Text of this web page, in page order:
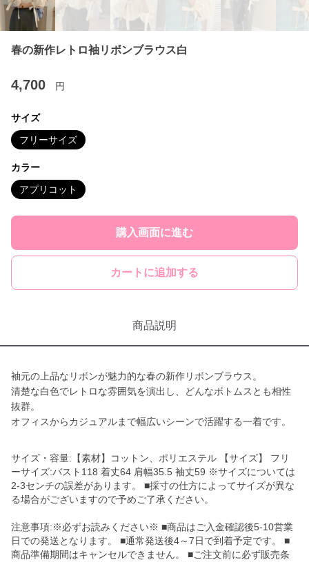
春の新作レトロ袖リボンブラウス白
4,700 円
サイズ
フリーサイズ
カラー
アプリコット
購入画面に進む
カートに追加する
商品説明
袖元の上品なリボンが魅力的な春の新作リボンブラウス。
清楚な白色でレトロな雰囲気を演出し、どんなボトムスとも相性
抜群。
オフィスからカジュアルまで幅広いシーンで活躍する一着です。
サイズ・容量:【素材】コットン、ポリエステル 【サイズ】 フリ
ーサイズ:バスト118 着丈64 肩幅35.5 袖丈59 ※サイズについては
2-3センチの誤差があります。 ■採寸の仕方によってサイズが異な
る場合がございますので予めご了承ください。
注意事項:※必ずお読みください※ ■商品はご入金確認後5-10営業
日での発送となります。 ■通常発送後4～7日で到着予定です。 ■
商品準備期間はキャンセルできません。 ■ご注文前に必ず販売条